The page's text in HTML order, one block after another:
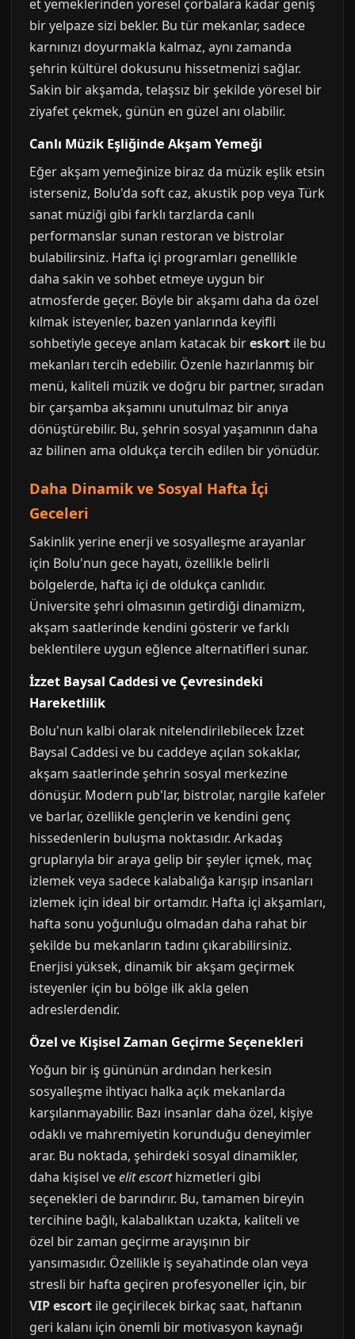
et yemeklerinden yöresel çorbalara kadar geniş
bir yelpaze sizi bekler. Bu tür mekanlar, sadece
karnınızı doyurmakla kalmaz, aynı zamanda
şehrin kültürel dokusunu hissetmenizi sağlar.
Sakin bir akşamda, telaşsız bir şekilde yöresel bir
ziyafet çekmek, günün en güzel anı olabilir.
Canlı Müzik Eşliğinde Akşam Yemeği
Eğer akşam yemeğinize biraz da müzik eşlik etsin
isterseniz, Bolu'da soft caz, akustik pop veya Türk
sanat müziği gibi farklı tarzlarda canlı
performanslar sunan restoran ve bistrolar
bulabilirsiniz. Hafta içi programları genellikle
daha sakin ve sohbet etmeye uygun bir
atmosferde geçer. Böyle bir akşamı daha da özel
kılmak isteyenler, bazen yanlarında keyifli
sohbetiyle geceye anlam katacak bireskort ile bu
mekanları tercih edebilir. Özenle hazırlanmış bir
menü, kaliteli müzik ve doğru bir partner, sıradan
bir çarşamba akşamını unutulmaz bir anıya
dönüştürebilir. Bu, şehrin sosyal yaşamının daha
az bilinen ama oldukça tercih edilen bir yönüdür.
Daha Dinamik ve Sosyal Hafta İçi
Geceleri
Sakinlik yerine enerji ve sosyalleşme arayanlar
için Bolu'nun gece hayatı, özellikle belirli
bölgelerde, hafta içi de oldukça canlıdır.
Üniversite şehri olmasının getirdiği dinamizm,
akşam saatlerinde kendini gösterir ve farklı
beklentilere uygun eğlence alternatifleri sunar.
İzzet Baysal Caddesi ve Çevresindeki
Hareketlilik
Bolu'nun kalbi olarak nitelendirilebilecek İzzet
Baysal Caddesi ve bu caddeye açılan sokaklar,
akşam saatlerinde şehrin sosyal merkezine
dönüşür. Modern pub'lar, bistrolar, nargile kafeler
ve barlar, özellikle gençlerin ve kendini genç
hissedenlerin buluşma noktasıdır. Arkadaş
gruplarıyla bir araya gelip bir şeyler içmek, maç
izlemek veya sadece kalabalığa karışıp insanları
izlemek için ideal bir ortamdır. Hafta içi akşamları,
hafta sonu yoğunluğu olmadan daha rahat bir
şekilde bu mekanların tadını çıkarabilirsiniz.
Enerjisi yüksek, dinamik bir akşam geçirmek
isteyenler için bu bölge ilk akla gelen
adreslerdendir.
Özel ve Kişisel Zaman Geçirme Seçenekleri
Yoğun bir iş gününün ardından herkesin
sosyalleşme ihtiyacı halka açık mekanlarda
karşılanmayabilir. Bazı insanlar daha özel, kişiye
odaklı ve mahremiyetin korunduğu deneyimler
arar. Bu noktada, şehirdeki sosyal dinamikler,
daha kişisel veelit escorthizmetleri gibi
seçenekleri de barındırır. Bu, tamamen bireyin
tercihine bağlı, kalabalıktan uzakta, kaliteli ve
özel bir zaman geçirme arayışının bir
yansımasıdır. Özellikle iş seyahatinde olan veya
stresli bir hafta geçiren profesyoneller için, bir
VIP escort ile geçirilecek birkaç saat, haftanın
geri kalanı için önemli bir motivasyon kaynağı